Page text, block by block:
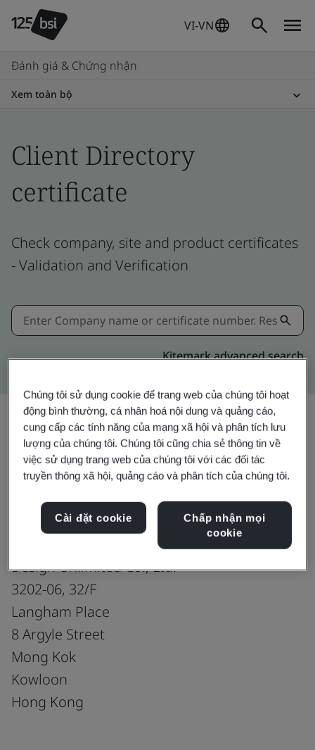
VI-VN
Đánh giá & Chứng nhận
Xem toàn bộ
Client Directory
certificate
Check company, site and product certificates
- Validation and Verification
Kitemark advanced search
Chia sẻ:
ISO 14001:2015
Design Unlimited Co., Ltd.
3202-06, 32/F
Langham Place
8 Argyle Street
Mong Kok
Kowloon
Hong Kong
Chúng tôi sử dụng cookie để trang web của chúng tôi hoạt
động bình thường, cá nhân hoá nội dung và quảng cáo,
cung cấp các tính năng của mạng xã hội và phân tích lưu
lượng của chúng tôi. Chúng tôi cũng chia sẻ thông tin về
việc sử dụng trang web của chúng tôi với các đối tác
truyền thông xã hội, quảng cáo và phân tích của chúng tôi.
Cài đặt cookie
Chấp nhận mọi
cookie